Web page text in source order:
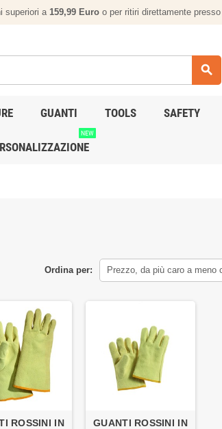
superiori a 159,99 Euro o per ritiri direttamente
search
GUANTI TOOLS SAFETY
NEW
Ordina per: Prezzo, da più caro a meno
ROSSINI IN
GUANTI ROSSINI IN